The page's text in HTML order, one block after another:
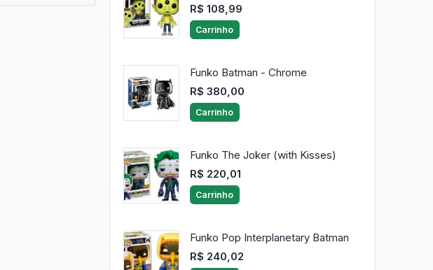
R$ 108,99
Carrinho
Funko Batman - Chrome
R$ 380,00
Carrinho
Funko The Joker (with Kisses)
R$ 220,01
Carrinho
Funko Pop Interplanetary Batman
R$ 240,02